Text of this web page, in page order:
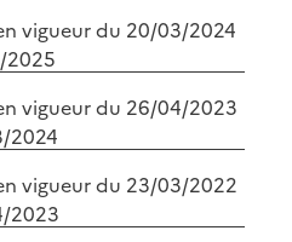
vigueur du 20/03/2024
2025
vigueur du 26/04/2023
2024
vigueur du 23/03/2022
2023